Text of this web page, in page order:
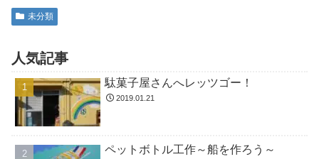
未分類
人気記事
駄菓子屋さんへレッツゴー！
2019.01.21
ペットボトル工作～船を作ろう～